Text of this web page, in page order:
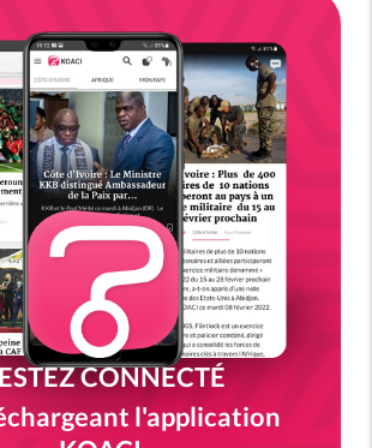
CONNECTÉ
l'application